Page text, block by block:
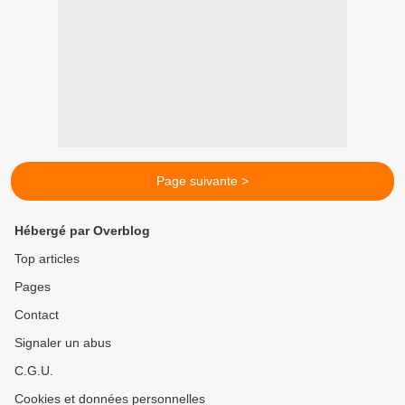
Page suivante >
Hébergé par Overblog
Top articles
Pages
Contact
Signaler un abus
C.G.U.
Cookies et données personnelles